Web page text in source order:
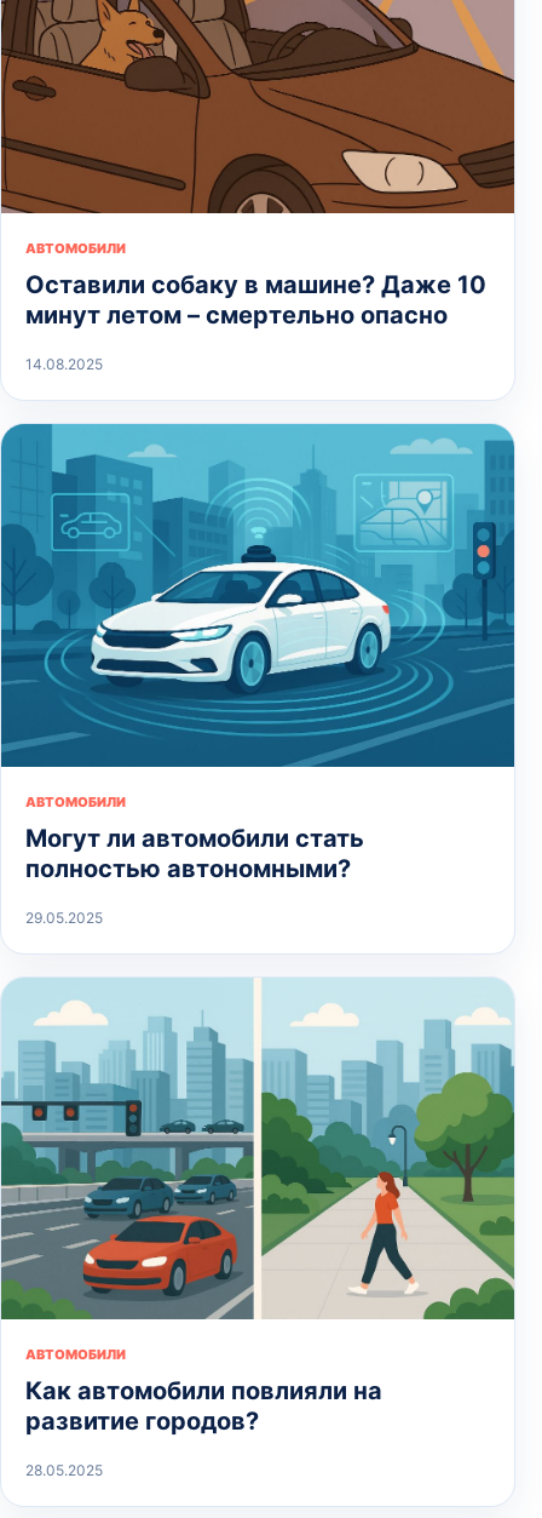
АВТОМОБИЛИ
Оставили собаку в машине? Даже 10
минут летом – смертельно опасно
14.08.2025
АВТОМОБИЛИ
Могут ли автомобили стать
полностью автономными?
29.05.2025
АВТОМОБИЛИ
Как автомобили повлияли на
развитие городов?
28.05.2025